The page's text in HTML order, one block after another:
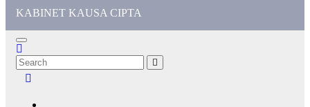
KABINET KAUSA CIPTA